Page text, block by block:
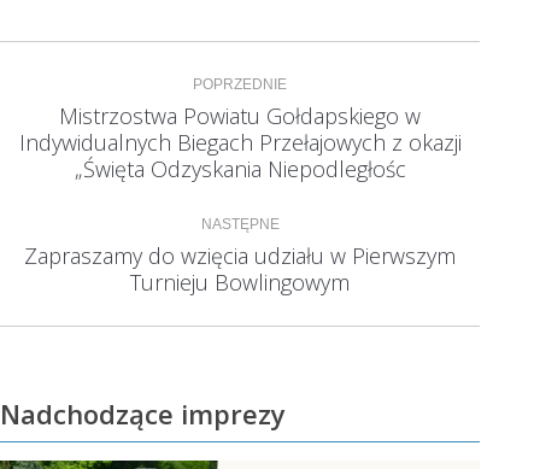
Nawigacja
wpisów
POPRZEDNIE
Poprzedni
wpis:
Mistrzostwa Powiatu Gołdapskiego w
Indywidualnych Biegach Przełajowych z okazji
„Święta Odzyskania Niepodległośc
NASTĘPNE
Następny
wpis:
Zapraszamy do wzięcia udziału w Pierwszym
Turnieju Bowlingowym
Nadchodzące imprezy